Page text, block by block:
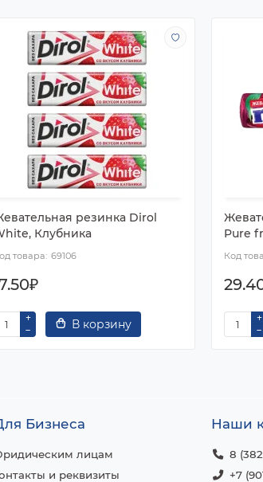
резинка Dirol
Клубника
69106
В корзину
Pure
Бизнеса
лицам
и реквизиты
Наши
8
+7